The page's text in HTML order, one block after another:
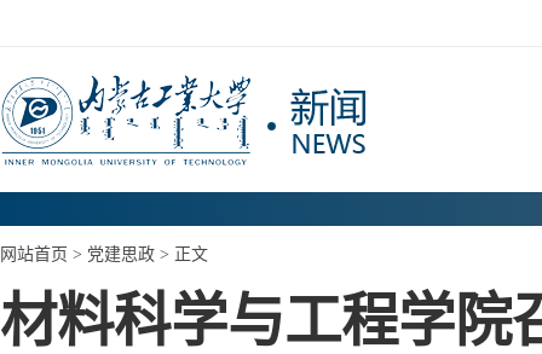
网站首页 > 党建思政 > 正文
材料科学与工程学院